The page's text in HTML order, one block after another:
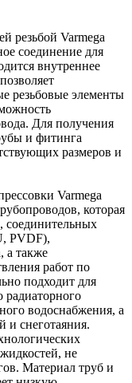
резьбой Varmega
соединение для
внутреннее
резьбовые элементы
Для получения
и фитинга
размеров и
Varmega
которая
соединительных
PVDF),
а также
работ по
подходит для
радиаторного
водоснабжения, а
и снеготаяния.
не
Материал труб и